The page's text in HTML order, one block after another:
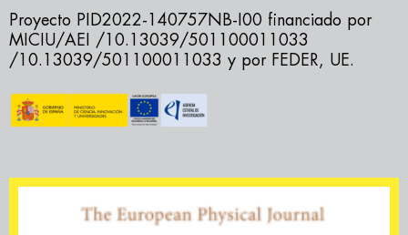
Proyecto PID2022-140757NB-I00 financiado por
MICIU/AEI /10.13039/501100011033
/10.13039/501100011033 y por FEDER, UE.